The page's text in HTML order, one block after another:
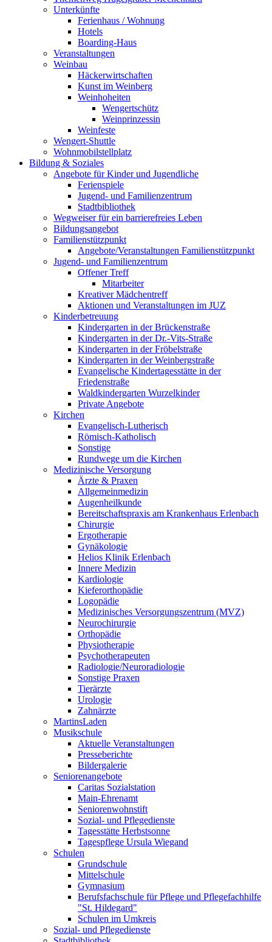
Unterkünfte
Ferienhaus / Wohnung
Hotels
Boarding-Haus
Veranstaltungen
Weinbau
Häckerwirtschaften
Kunst im Weinberg
Weinhoheiten
Wengertschütz
Weinprinzessin
Weinfeste
Wengert-Shuttle
Wohnmobilstellplatz
Bildung & Soziales
Angebote für Kinder und Jugendliche
Ferienspiele
Jugend- und Familienzentrum
Stadtbibliothek
Wegweiser für ein barrierefreies Leben
Bildungsangebot
Familienstützpunkt
Angebote/Veranstaltungen Familienstützpunkt
Jugend- und Familienzentrum
Offener Treff
Mitarbeiter
Kreativer Mädchentreff
Aktionen und Veranstaltungen im JUZ
Kinderbetreuung
Kindergarten in der Brückenstraße
Kindergarten in der Dr.-Vits-Straße
Kindergarten in der Fröbelstraße
Kindergarten in der Weinbergstraße
Evangelische Kindertagesstätte in der
Friedenstraße
Waldkindergarten Wurzelkinder
Private Angebote
Kirchen
Evangelisch-Lutherisch
Römisch-Katholisch
Sonstige
Rundwege um die Kirchen
Medizinische Versorgung
Ärzte & Praxen
Allgemeinmedizin
Augenheilkunde
Bereitschaftspraxis am Krankenhaus Erlenbach
Chirurgie
Ergotherapie
Gynäkologie
Helios Klinik Erlenbach
Innere Medizin
Kardiologie
Kieferorthopädie
Logopädie
Medizinisches Versorgungszentrum (MVZ)
Neurochirurgie
Orthopädie
Physiotherapie
Psychotherapeuten
Radiologie/Neuroradiologie
Sonstige Praxen
Tierärzte
Urologie
Zahnärzte
MartinsLaden
Musikschule
Aktuelle Veranstaltungen
Presseberichte
Bildergalerie
Seniorenangebote
Caritas Sozialstation
Main-Ehrenamt
Seniorenwohnstift
Sozial- und Pflegedienste
Tagesstätte Herbstsonne
Tagespflege Ursula Wiegand
Schulen
Grundschule
Mittelschule
Gymnasium
Berufsfachschule für Pflege und Pflegefachhilfe
"St. Hildegard"
Schulen im Umkreis
Sozial- und Pflegedienste